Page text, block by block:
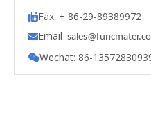
Fax: + 86-29-89389972
Email :s
Wechat: 86-